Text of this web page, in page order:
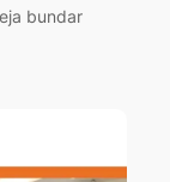
bundar